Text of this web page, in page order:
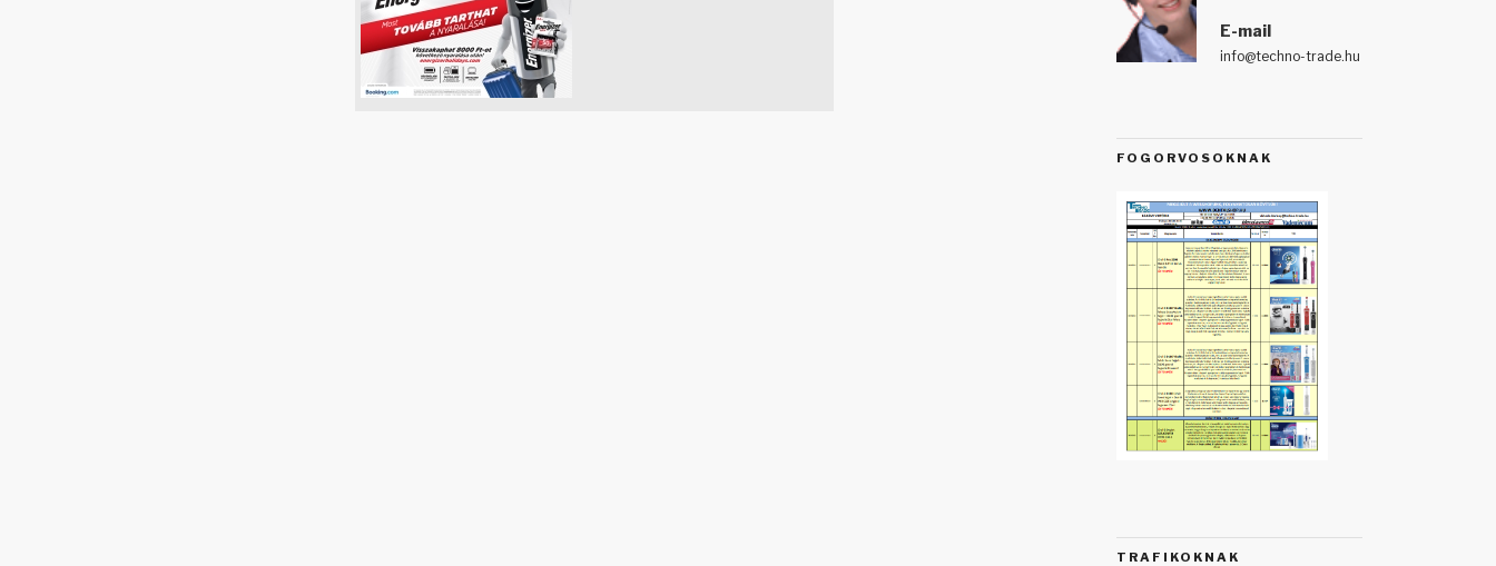
E-mail
info@techno-trade.hu
FOGORVOSOKNAK
TRAFIKOKNAK